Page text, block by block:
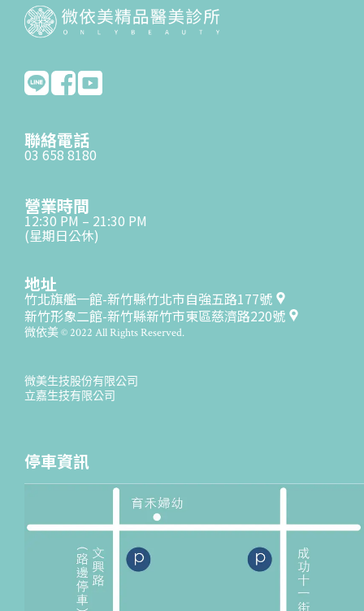
聯絡電話
03 658 8180
營業時間
12:30 PM – 21:30 PM
(星期日公休)
地址
竹北旗艦一館-新竹縣竹北市自強五路177號
新竹形象二館-新竹縣新竹市東區慈濟路220號
微依美 © 2022 All Rights Reserved.
微美生技股份有限公司
立嘉生技有限公司
停車資訊